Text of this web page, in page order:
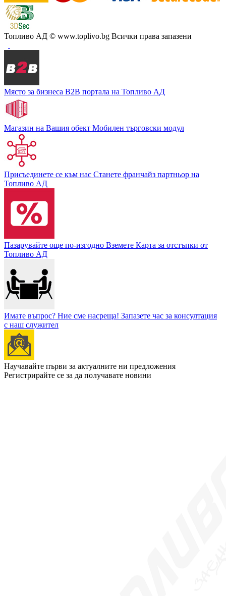
Топливо АД © www.toplivo.bg Всички права запазени
Място за бизнеса В2В портала на Топливо АД
Магазин на Вашия обект Мобилен търговски модул
Присъединете се към нас Станете франчайз партньор на
Топливо АД
Пазарувайте още по-изгодно Вземете Карта за отстъпки от
Топливо АД
Имате въпрос? Ние сме насреща! Запазете час за консултация
с наш служител
Научавайте първи за актуалните ни предложения
Регистрирайте се за да получавате новини